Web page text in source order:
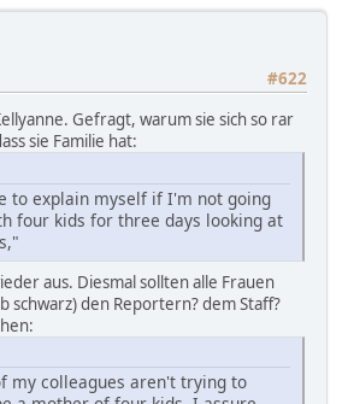
#622
Gefragt, warum sie sich so rar
sie Familie hat:
to explain myself if I'm not going
four kids for three days looking at
aus. Diesmal sollten alle Frauen
schwarz) den Reportern? dem Staff?
my colleagues aren't trying to